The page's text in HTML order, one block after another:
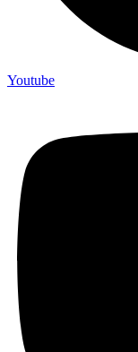
Youtube